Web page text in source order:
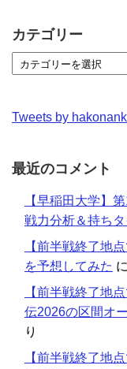
カテゴリー
Tweets by
最近のコメント
【早稲田大学】
戦力分析＆持ちタ
【前半戦終了地
を予想してみた に
【前半戦終了地
伝2026の区間オ
り
【前半戦終了地